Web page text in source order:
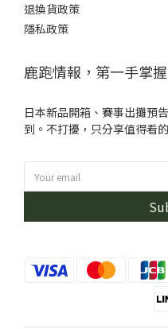
退換貨政策
隱私政策
鹿跑情報，第一手掌握
日本新品開箱、賽事出攤預
到。不打擾，只分享值得看的